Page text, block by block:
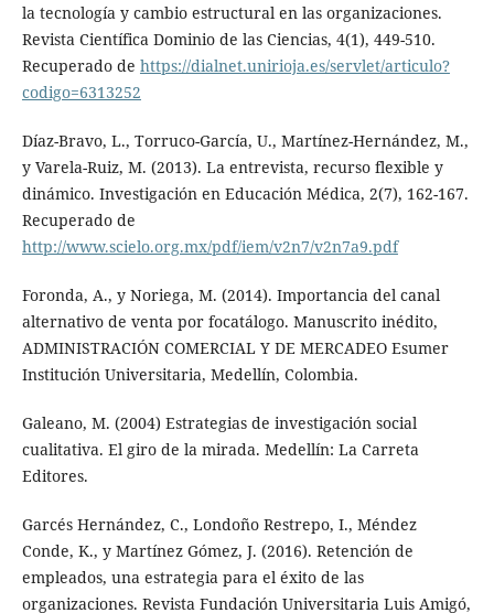
la tecnología y cambio estructural en las organizaciones.
Revista Científica Dominio de las Ciencias, 4(1), 449-510.
Recuperado de https://dialnet.unirioja.es/servlet/articulo?
codigo=6313252
Díaz-Bravo, L., Torruco-García, U., Martínez-Hernández, M.,
y Varela-Ruiz, M. (2013). La entrevista, recurso flexible y
dinámico. Investigación en Educación Médica, 2(7), 162-167.
Recuperado de
http://www.scielo.org.mx/pdf/iem/v2n7/v2n7a9.pdf
Foronda, A., y Noriega, M. (2014). Importancia del canal
alternativo de venta por focatálogo. Manuscrito inédito,
ADMINISTRACIÓN COMERCIAL Y DE MERCADEO Esumer
Institución Universitaria, Medellín, Colombia.
Galeano, M. (2004) Estrategias de investigación social
cualitativa. El giro de la mirada. Medellín: La Carreta
Editores.
Garcés Hernández, C., Londoño Restrepo, I., Méndez
Conde, K., y Martínez Gómez, J. (2016). Retención de
empleados, una estrategia para el éxito de las
organizaciones. Revista Fundación Universitaria Luis Amigó,